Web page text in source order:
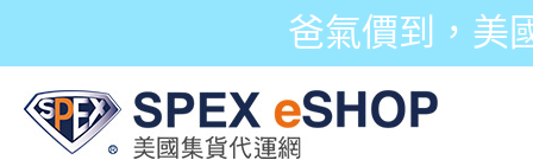
爸氣價到，美